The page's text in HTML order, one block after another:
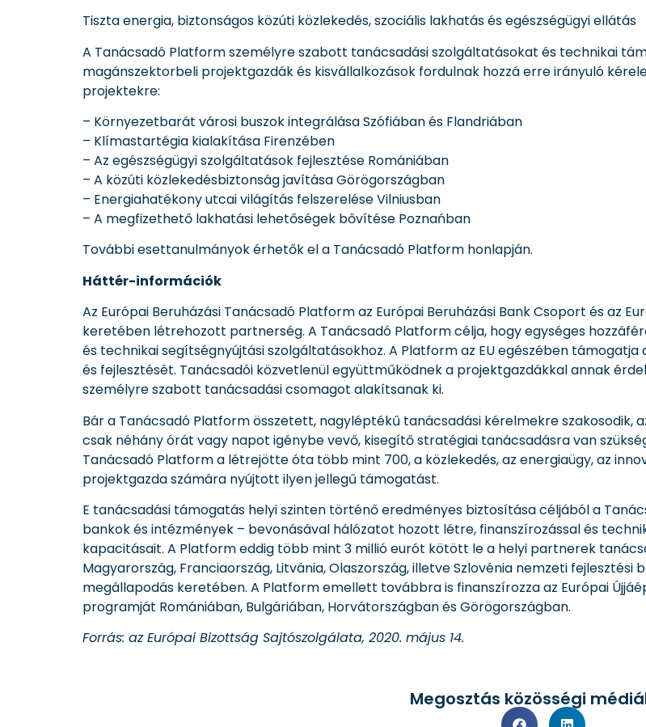
Tiszta energia, biztonságos közúti közlekedés, szociális lakhatás és egészségügyi ellátás
A Tanácsadó Platform személyre szabott tanácsadási szolgáltatásokat és technikai
magánszektorbeli projektgazdák és kisvállalkozások fordulnak hozzá erre irányuló
projektekre:
– Környezetbarát városi buszok integrálása Szófiában és Flandriában
– Klímastartégia kialakítása Firenzében
– Az egészségügyi szolgáltatások fejlesztése Romániában
– A közúti közlekedésbiztonság javítása Görögországban
– Energiahatékony utcai világítás felszerelése Vilniusban
– A megfizethető lakhatási lehetőségek bővítése Poznańban
További esettanulmányok érhetők el a Tanácsadó Platform honlapján.
Háttér-információk
Az Európai Beruházási Tanácsadó Platform az Európai Beruházási Bank Csoport és az
keretében létrehozott partnerség. A Tanácsadó Platform célja, hogy egységes
és technikai segítségnyújtási szolgáltatásokhoz. A Platform az EU egészében
és fejlesztését. Tanácsadói közvetlenül együttműködnek a projektgazdákkal annak
személyre szabott tanácsadási csomagot alakítsanak ki.
Bár a Tanácsadó Platform összetett, nagyléptékű tanácsadási kérelmekre szakosodik,
csak néhány órát vagy napot igénybe vevő, kisegítő stratégiai tanácsadásra van
Tanácsadó Platform a létrejötte óta több mint 700, a közlekedés, az energiaügy, az
projektgazda számára nyújtott ilyen jellegű támogatást.
E tanácsadási támogatás helyi szinten történő eredményes biztosítása céljából a
bankok és intézmények – bevonásával hálózatot hozott létre, finanszírozással és
kapacitásait. A Platform eddig több mint 3 millió eurót kötött le a helyi partnerek
Magyarország, Franciaország, Litvánia, Olaszország, illetve Szlovénia nemzeti
megállapodás keretében. A Platform emellett továbbra is finanszírozza az Európai
programját Romániában, Bulgáriában, Horvátországban és Görögországban.
Forrás: az Európai Bizottság Sajtószolgálata, 2020. május 14.
Megosztás közösségi